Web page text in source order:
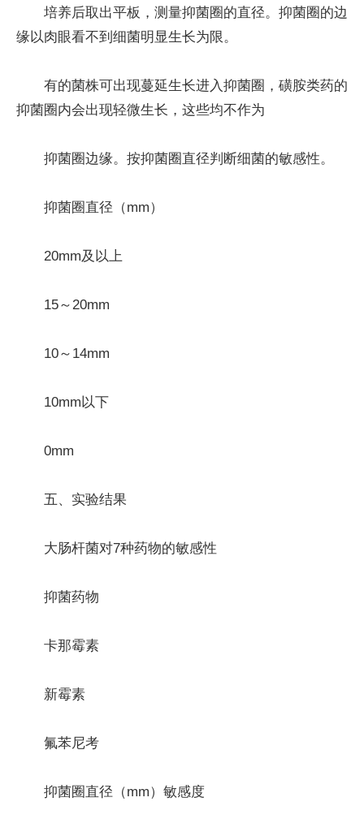
培养后取出平板，测量抑菌圈的直径。抑菌圈的边
缘以肉眼看不到细菌明显生长为限。
有的菌株可出现蔓延生长进入抑菌圈，磺胺类药的
抑菌圈内会出现轻微生长，这些均不作为
抑菌圈边缘。按抑菌圈直径判断细菌的敏感性。
抑菌圈直径（mm）
20mm及以上
15～20mm
10～14mm
10mm以下
0mm
五、实验结果
大肠杆菌对7种药物的敏感性
抑菌药物
卡那霉素
新霉素
氟苯尼考
抑菌圈直径（mm）敏感度